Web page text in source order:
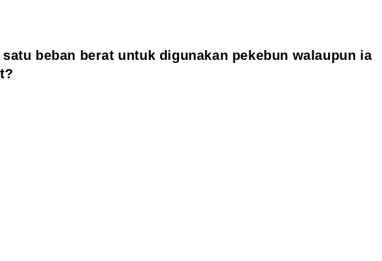
beban berat untuk digunakan pekebun walaupun ia